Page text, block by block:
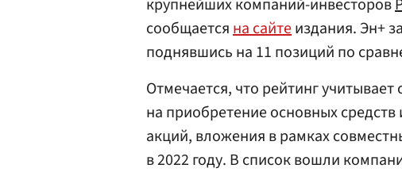
крупнейших компаний-инвесторов
сообщаетсяна сайтеиздания. Эн+
поднявшись на 11 позиций по
Отмечается, что рейтинг
на приобретение основных
акций, вложения в рамках
в 2022 году. В список вошли